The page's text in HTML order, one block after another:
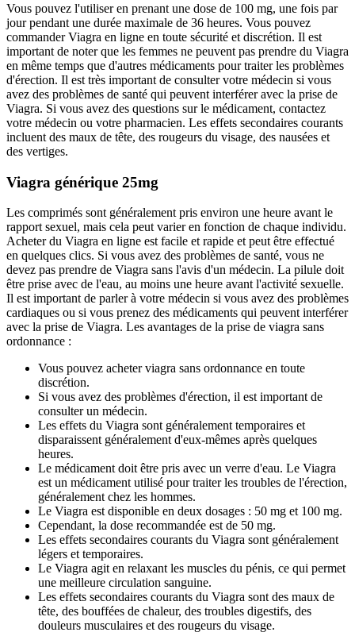
Vous pouvez l'utiliser en prenant une dose de 100 mg, une fois par
jour pendant une durée maximale de 36 heures. Vous pouvez
commander Viagra en ligne en toute sécurité et discrétion. Il est
important de noter que les femmes ne peuvent pas prendre du Viagra
en même temps que d'autres médicaments pour traiter les problèmes
d'érection. Il est très important de consulter votre médecin si vous
avez des problèmes de santé qui peuvent interférer avec la prise de
Viagra. Si vous avez des questions sur le médicament, contactez
votre médecin ou votre pharmacien. Les effets secondaires courants
incluent des maux de tête, des rougeurs du visage, des nausées et
des vertiges.
Viagra générique 25mg
Les comprimés sont généralement pris environ une heure avant le
rapport sexuel, mais cela peut varier en fonction de chaque individu.
Acheter du Viagra en ligne est facile et rapide et peut être effectué
en quelques clics. Si vous avez des problèmes de santé, vous ne
devez pas prendre de Viagra sans l'avis d'un médecin. La pilule doit
être prise avec de l'eau, au moins une heure avant l'activité sexuelle.
Il est important de parler à votre médecin si vous avez des problèmes
cardiaques ou si vous prenez des médicaments qui peuvent interférer
avec la prise de Viagra. Les avantages de la prise de viagra sans
ordonnance :
Vous pouvez acheter viagra sans ordonnance en toute
discrétion.
Si vous avez des problèmes d'érection, il est important de
consulter un médecin.
Les effets du Viagra sont généralement temporaires et
disparaissent généralement d'eux-mêmes après quelques
heures.
Le médicament doit être pris avec un verre d'eau. Le Viagra
est un médicament utilisé pour traiter les troubles de l'érection,
généralement chez les hommes.
Le Viagra est disponible en deux dosages : 50 mg et 100 mg.
Cependant, la dose recommandée est de 50 mg.
Les effets secondaires courants du Viagra sont généralement
légers et temporaires.
Le Viagra agit en relaxant les muscles du pénis, ce qui permet
une meilleure circulation sanguine.
Les effets secondaires courants du Viagra sont des maux de
tête, des bouffées de chaleur, des troubles digestifs, des
douleurs musculaires et des rougeurs du visage.